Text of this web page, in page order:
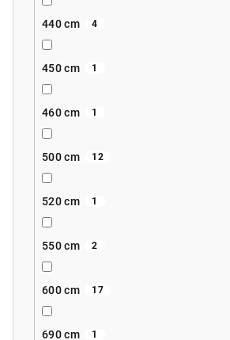
440 cm 4
450 cm 1
460 cm 1
500 cm 12
520 cm 1
550 cm 2
600 cm 17
690 cm 1